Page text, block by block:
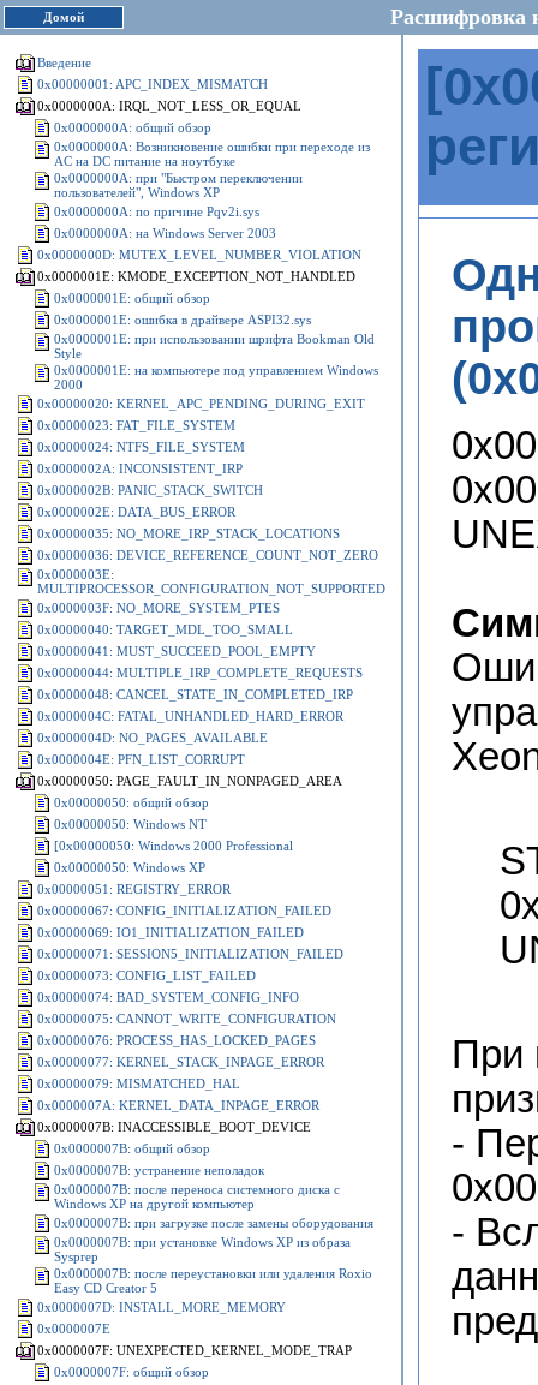
Домой Расшифровка
Введение
0x00000001: APC_INDEX_MISMATCH
0x0000000A: IRQL_NOT_LESS_OR_EQUAL
0x0000000A: общий обзор
0x0000000A: Возникновение ошибки при переходе из
AC на DC питание на ноутбуке
0x0000000A: при "Быстром переключении
пользователей", Windows XP
0x0000000A: по причине Pqv2i.sys
0x0000000A: на Windows Server 2003
0x0000000D: MUTEX_LEVEL_NUMBER_VIOLATION
0x0000001E: KMODE_EXCEPTION_NOT_HANDLED
0x0000001E: общий обзор
0x0000001E: ошибка в драйвере ASPI32.sys
0x0000001E: при использовании шрифта Bookman Old
Style
0x0000001E: на компьютере под управлением Windows
2000
0x00000020: KERNEL_APC_PENDING_DURING_EXIT
0x00000023: FAT_FILE_SYSTEM
0x00000024: NTFS_FILE_SYSTEM
0x0000002A: INCONSISTENT_IRP
0x0000002B: PANIC_STACK_SWITCH
0x0000002E: DATA_BUS_ERROR
0x00000035: NO_MORE_IRP_STACK_LOCATIONS
0x00000036: DEVICE_REFERENCE_COUNT_NOT_ZERO
0x0000003E:
MULTIPROCESSOR_CONFIGURATION_NOT_SUPPORTED
0x0000003F: NO_MORE_SYSTEM_PTES
0x00000040: TARGET_MDL_TOO_SMALL
0x00000041: MUST_SUCCEED_POOL_EMPTY
0x00000044: MULTIPLE_IRP_COMPLETE_REQUESTS
0x00000048: CANCEL_STATE_IN_COMPLETED_IRP
0x0000004C: FATAL_UNHANDLED_HARD_ERROR
0x0000004D: NO_PAGES_AVAILABLE
0x0000004E: PFN_LIST_CORRUPT
0x00000050: PAGE_FAULT_IN_NONPAGED_AREA
0x00000050: общий обзор
0x00000050: Windows NT
[0x00000050: Windows 2000 Professional
0x00000050: Windows XP
0x00000051: REGISTRY_ERROR
0x00000067: CONFIG_INITIALIZATION_FAILED
0x00000069: IO1_INITIALIZATION_FAILED
0x00000071: SESSION5_INITIALIZATION_FAILED
0x00000073: CONFIG_LIST_FAILED
0x00000074: BAD_SYSTEM_CONFIG_INFO
0x00000075: CANNOT_WRITE_CONFIGURATION
0x00000076: PROCESS_HAS_LOCKED_PAGES
0x00000077: KERNEL_STACK_INPAGE_ERROR
0x00000079: MISMATCHED_HAL
0x0000007A: KERNEL_DATA_INPAGE_ERROR
0x0000007B: INACCESSIBLE_BOOT_DEVICE
0x0000007B: общий обзор
0x0000007B: устранение неполадок
0x0000007B: после переноса системного диска с
Windows XP на другой компьютер
0x0000007B: при загрузке после замены оборудования
0x0000007B: при установке Windows XP из образа
Sysprep
0x0000007B: после переустановки или удаления Roxio
Easy CD Creator 5
0x0000007D: INSTALL_MORE_MEMORY
0x0000007E
0x0000007F: UNEXPECTED_KERNEL_MODE_TRAP
0x0000007F: общий обзор
[
При
-
-